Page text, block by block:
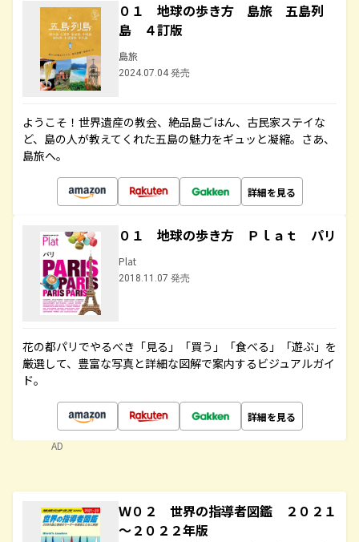
０１ 地球の歩き方 島旅 五島列
島 ４訂版
島旅
2024.07.04 発売
ようこそ！世界遺産の教会、絶品島ごはん、古民家ステイな
ど、島の人が教えてくれた五島の魅力をギュッと凝縮。さあ、
島旅へ。
詳細を見る
０１ 地球の歩き方 Ｐｌａｔ パリ
Plat
2018.11.07 発売
花の都パリでやるべき「見る」「買う」「食べる」「遊ぶ」を
厳選して、豊富な写真と詳細な図解で案内するビジュアルガイ
ド。
詳細を見る
AD
Ｗ０２ 世界の指導者図鑑 ２０２１
～２０２２年版